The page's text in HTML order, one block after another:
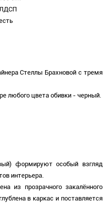
Стеллы Брахновой с тремя
любого цвета обивки - черный.
формируют особый взгляд
интерьера.
из прозрачного закалённого
в каркас и поставляется